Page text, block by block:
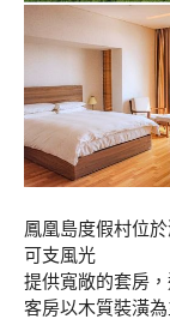
鳳凰島度假村位
可支風光
提供寬敞的套房
客房以木質裝潢